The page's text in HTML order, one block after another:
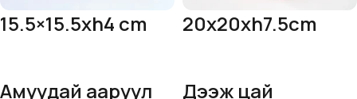
15.5×15.5xh4 cm 20x20xh7.5cm
Амуудай ааруул Дээж цай